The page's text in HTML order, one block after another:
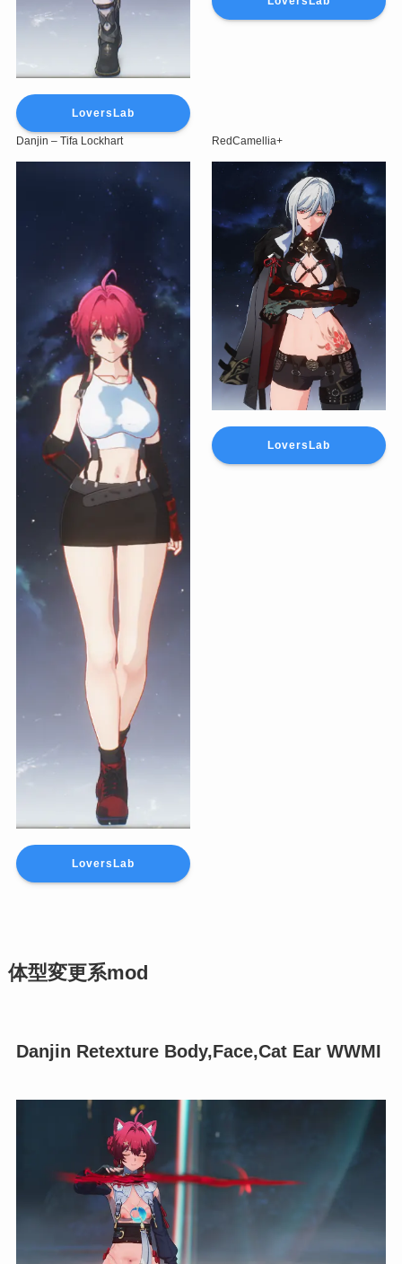
LoversLab
Danjin – Tifa Lockhart
LoversLab
RedCamellia+
LoversLab
体型変更系mod
Danjin Retexture Body,Face,Cat Ear WWMI